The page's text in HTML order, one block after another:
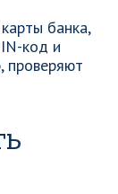
банка,
код и
проверяют